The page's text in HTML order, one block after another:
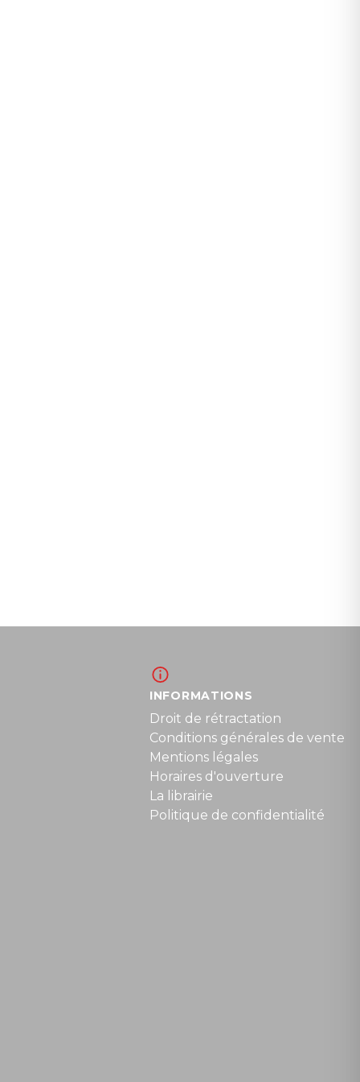
INFORMATIONS
Droit de rétractation
Conditions générales de vente
Mentions légales
Horaires d'ouverture
La librairie
Politique de confidentialité